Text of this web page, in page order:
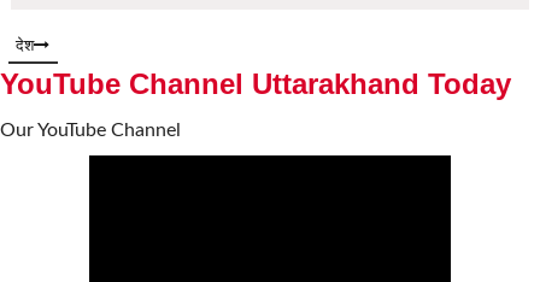
देश
YouTube Channel Uttarakhand Today
Our YouTube Channel